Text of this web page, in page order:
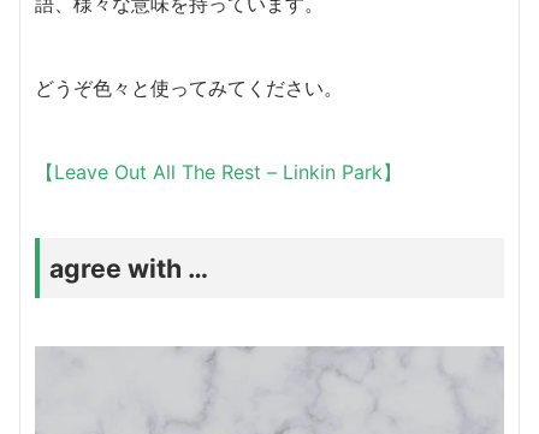
どうぞ色々と使ってみてください。
【Leave Out All The Rest – Linkin Park】
agree with …